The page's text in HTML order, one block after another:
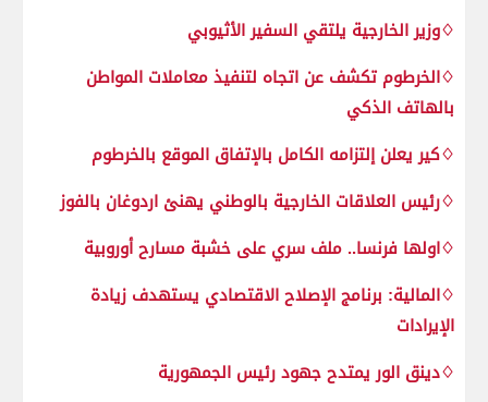
♢وزير الخارجية يلتقي السفير الأثيوبي
♢الخرطوم تكشف عن اتجاه لتنفيذ معاملات المواطن
بالهاتف الذكي
♢كير يعلن إلتزامه الكامل بالإتفاق الموقع بالخرطوم
♢رئيس العلاقات الخارجية بالوطني يهنئ اردوغان بالفوز
♢اولها فرنسا.. ملف سري على خشبة مسارح أوروبية
♢المالية: برنامج الإصلاح الاقتصادي يستهدف زيادة
الإيرادات
♢دينق الور يمتدح جهود رئيس الجمهورية